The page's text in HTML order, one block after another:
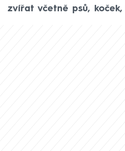
zvířat včetně psů,